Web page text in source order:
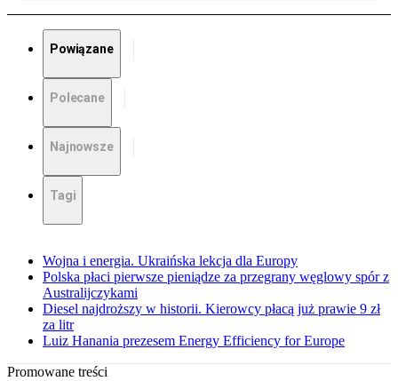
Powiązane
Polecane
Najnowsze
Tagi
Wojna i energia. Ukraińska lekcja dla Europy
Polska płaci pierwsze pieniądze za przegrany węglowy spór z
Australijczykami
Diesel najdroższy w historii. Kierowcy płacą już prawie 9 zł
za litr
Luiz Hanania prezesem Energy Efficiency for Europe
Promowane treści